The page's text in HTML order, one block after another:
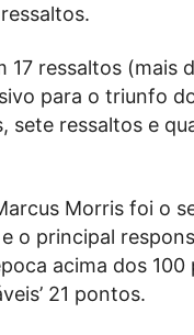
17 ressaltos (mais
para o triunfo
sete ressaltos e
Morris foi o
o principal
acima dos 100
21 pontos.